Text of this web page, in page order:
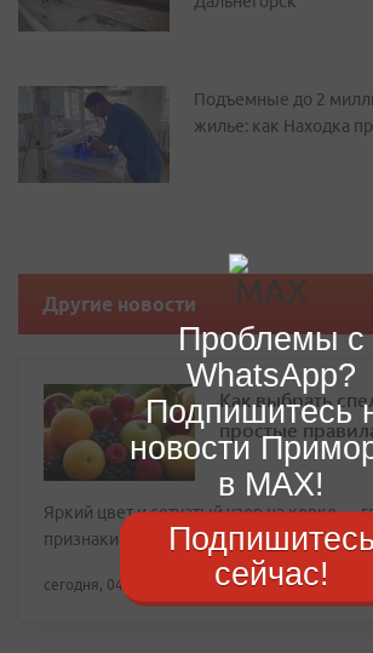
Подъемные до 2
жилье: как Находка
Другие новости
Как выбрать
простые
Яркий цвет и сетчатый узор на корке —
признаки зрелости
сегодня, 04:29
Проблемы с
WhatsApp?
Подпишитесь
новости
в MAX!
Подпишитесь
сейчас!